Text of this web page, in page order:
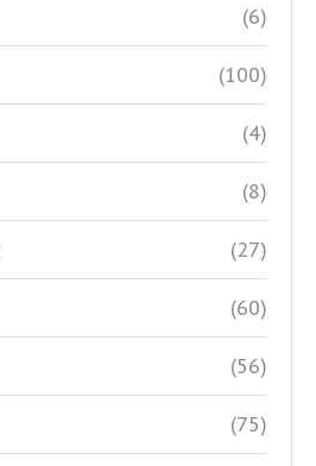
(6)
(100)
(4)
(8)
(27)
(60)
(56)
(75)